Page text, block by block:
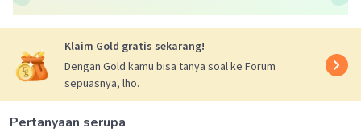
Klaim Gold gratis sekarang!
Dengan Gold kamu bisa tanya soal ke Forum
sepuasnya, lho.
Pertanyaan serupa